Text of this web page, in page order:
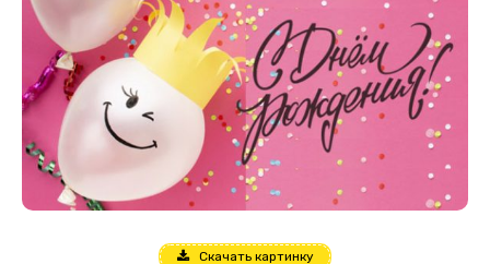
Скачать картинку